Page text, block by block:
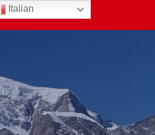
Italian